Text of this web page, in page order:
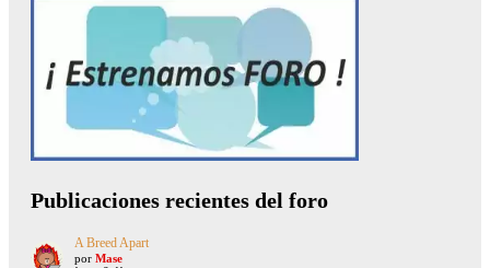
Publicaciones recientes del foro
A Breed Apart
por Mase